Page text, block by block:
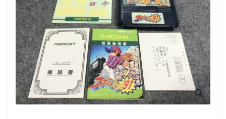
Guías
Retro
Informática
Videojuegos
search